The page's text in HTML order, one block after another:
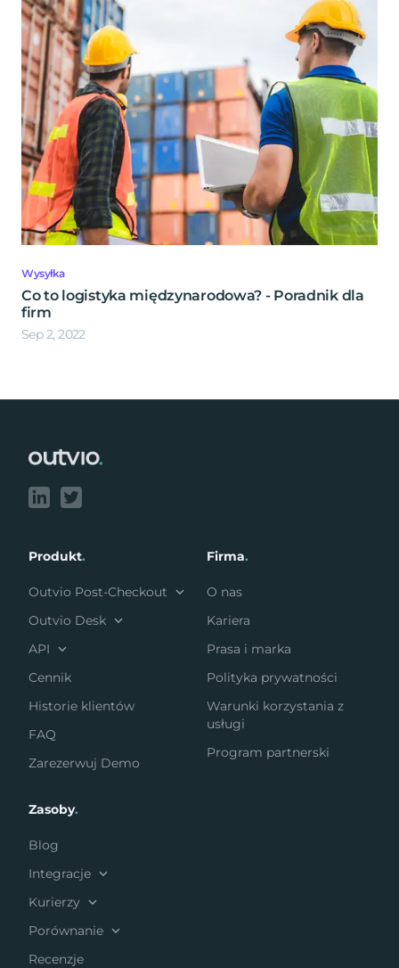
Wysyłka
Co to logistyka międzynarodowa? - Poradnik dla
firm
Sep 2, 2022
Produkt.
Outvio Post-Checkout
Outvio Desk
API
Cennik
Historie klientów
FAQ
Zarezerwuj Demo
Firma.
O nas
Kariera
Prasa i marka
Polityka prywatności
Warunki korzystania z
usługi
Program partnerski
Zasoby.
Blog
Integracje
Kurierzy
Porównanie
Recenzje